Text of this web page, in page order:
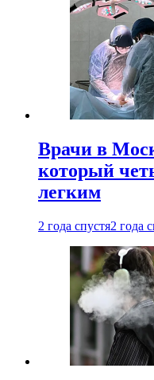
Врачи в
который
легким
2 года спустя2 года